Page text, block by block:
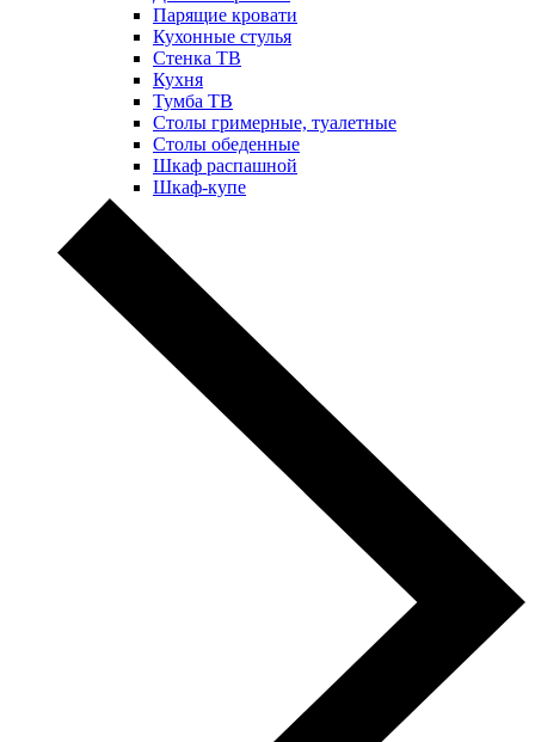
Парящие кровати
Кухонные стулья
Стенка ТВ
Кухня
Тумба ТВ
Столы гримерные, туалетные
Столы обеденные
Шкаф распашной
Шкаф-купе